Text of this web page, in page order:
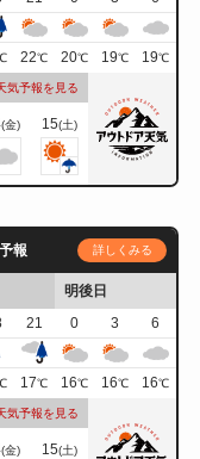
22℃ 20℃ 19℃ 19℃
気予報を見る
(金) 15(土)
報 詳しくみる
明後日
21 0 3
6
17℃ 16℃ 16℃ 16℃
気予報を見る
(金) 15(土)